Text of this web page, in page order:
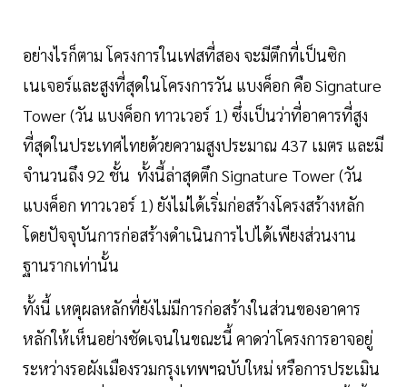
อย่างไรก็ตาม โครงการในเฟสที่สอง จะมีตึกที่เป็นซิก
เนเจอร์และสูงที่สุดในโครงการวัน แบงค็อก คือ Signature
Tower (วัน แบงค็อก ทาวเวอร์ 1) ซึ่งเป็นว่าที่อาคารที่สูง
ที่สุดในประเทศไทยด้วยความสูงประมาณ 437 เมตร และมี
จำนวนถึง 92 ชั้น ทั้งนี้ล่าสุดตึก Signature Tower (วัน
แบงค็อก ทาวเวอร์ 1) ยังไม่ได้เริ่มก่อสร้างโครงสร้างหลัก
โดยปัจจุบันการก่อสร้างดำเนินการไปได้เพียงส่วนงาน
ฐานรากเท่านั้น
ทั้งนี้ เหตุผลหลักที่ยังไม่มีการก่อสร้างในส่วนของอาคาร
หลักให้เห็นอย่างชัดเจนในขณะนี้ คาดว่าโครงการอาจอยู่
ระหว่างรอผังเมืองรวมกรุงเทพฯฉบับใหม่ หรือการประเมิน